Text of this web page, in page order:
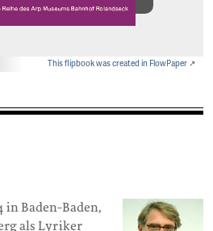
This flipbook was created in FlowPaper ↗
in Baden-Baden,
als Lyriker